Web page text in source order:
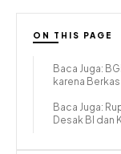
ON THIS PAGE
Baca Juga:
karena
Baca Juga:
Desak BI dan